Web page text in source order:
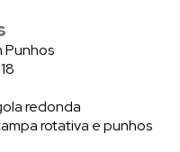
Punhos
redonda
rotativa e punhos